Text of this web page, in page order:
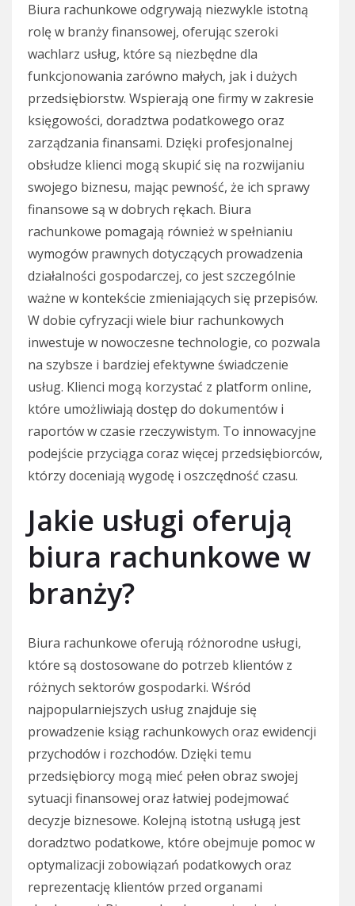
Biura rachunkowe odgrywają niezwykle istotną
rolę w branży finansowej, oferując szeroki
wachlarz usług, które są niezbędne dla
funkcjonowania zarówno małych, jak i dużych
przedsiębiorstw. Wspierają one firmy w zakresie
księgowości, doradztwa podatkowego oraz
zarządzania finansami. Dzięki profesjonalnej
obsłudze klienci mogą skupić się na rozwijaniu
swojego biznesu, mając pewność, że ich sprawy
finansowe są w dobrych rękach. Biura
rachunkowe pomagają również w spełnianiu
wymogów prawnych dotyczących prowadzenia
działalności gospodarczej, co jest szczególnie
ważne w kontekście zmieniających się przepisów.
W dobie cyfryzacji wiele biur rachunkowych
inwestuje w nowoczesne technologie, co pozwala
na szybsze i bardziej efektywne świadczenie
usług. Klienci mogą korzystać z platform online,
które umożliwiają dostęp do dokumentów i
raportów w czasie rzeczywistym. To innowacyjne
podejście przyciąga coraz więcej przedsiębiorców,
którzy doceniają wygodę i oszczędność czasu.
Jakie usługi oferują
biura rachunkowe w
branży?
Biura rachunkowe oferują różnorodne usługi,
które są dostosowane do potrzeb klientów z
różnych sektorów gospodarki. Wśród
najpopularniejszych usług znajduje się
prowadzenie ksiąg rachunkowych oraz ewidencji
przychodów i rozchodów. Dzięki temu
przedsiębiorcy mogą mieć pełen obraz swojej
sytuacji finansowej oraz łatwiej podejmować
decyzje biznesowe. Kolejną istotną usługą jest
doradztwo podatkowe, które obejmuje pomoc w
optymalizacji zobowiązań podatkowych oraz
reprezentację klientów przed organami